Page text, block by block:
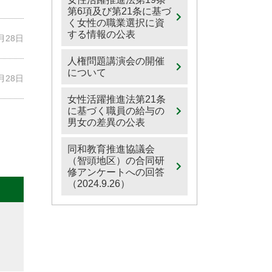
28日
28日
第6項及び第21条に基づ
く女性の職業選択に資
する情報の公表
人権問題講演会の開催
について
女性活躍推進法第21条
に基づく職員の給与の
男女の差異の公表
同和教育推進協議会
（智頭地区）の合同研
修アンケートへの回答
（2024.9.26）